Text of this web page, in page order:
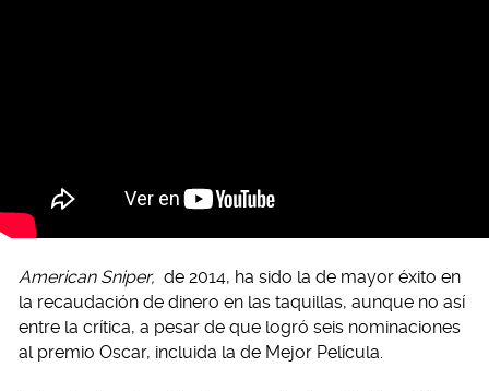
American Sniper, de 2014, ha sido la de mayor éxito en
la recaudación de dinero en las taquillas, aunque no así
entre la crítica, a pesar de que logró seis nominaciones
al premio Oscar, incluida la de Mejor Película.